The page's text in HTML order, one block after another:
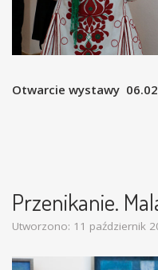
Otwarcie wystawy
Przenikanie.
Utworzono: 11 październik